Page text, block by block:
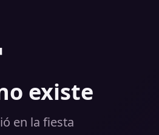
existe
en la fiesta